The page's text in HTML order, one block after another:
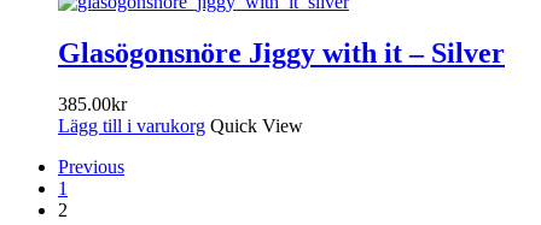
Glasögonsnöre Jiggy with it – Silver
385.00kr
Lägg till i varukorg Quick View
Previous
1
2